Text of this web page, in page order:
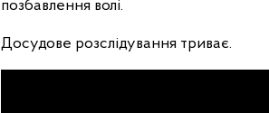
позбавлення волі.
Досудове розслідування триває.